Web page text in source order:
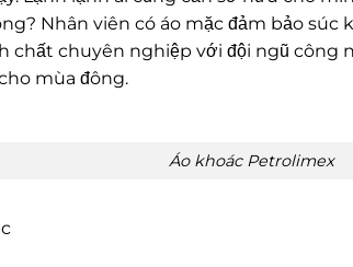
Nhân viên có áo mặc đảm bảo súc
chuyên nghiệp với đội ngũ công
mùa đông.
Áo khoác Petrolimex